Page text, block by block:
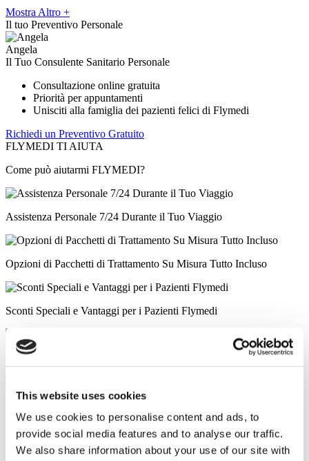
This website uses cookies
We use cookies to personalise content and ads, to
provide social media features and to analyse our traffic.
We also share information about your use of our site with
Mostra Altro +
Il tuo Preventivo Personale
Angela
Il Tuo Consulente Sanitario Personale
Consultazione online gratuita
Priorità per appuntamenti
Unisciti alla famiglia dei pazienti felici di Flymedi
Richiedi un Preventivo Gratuito
FLYMEDI TI AIUTA
Come può aiutarmi FLYMEDI?
Assistenza Personale 7/24 Durante il Tuo Viaggio
Opzioni di Pacchetti di Trattamento Su Misura Tutto Incluso
Sconti Speciali e Vantaggi per i Pazienti Flymedi
Consigli Accurati da Parte di Consulenti Sanitari Esperti
Cliniche Simili